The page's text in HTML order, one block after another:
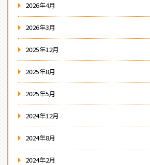
2026年4月
2026年3月
2025年12月
2025年8月
2025年5月
2024年12月
2024年8月
2024年2月